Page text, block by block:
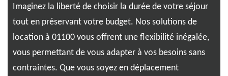
Imaginez la liberté de choisir la durée de votre séjour
tout en préservant votre budget. Nos solutions de
location à 01100 vous offrent une flexibilité inégalée,
vous permettant de vous adapter à vos besoins sans
contraintes. Que vous soyez en déplacement